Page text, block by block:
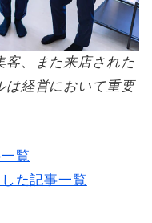
客、また来店された
は経営において重要
覧
た記事一覧